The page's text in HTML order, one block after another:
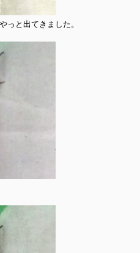
っと出てきました。